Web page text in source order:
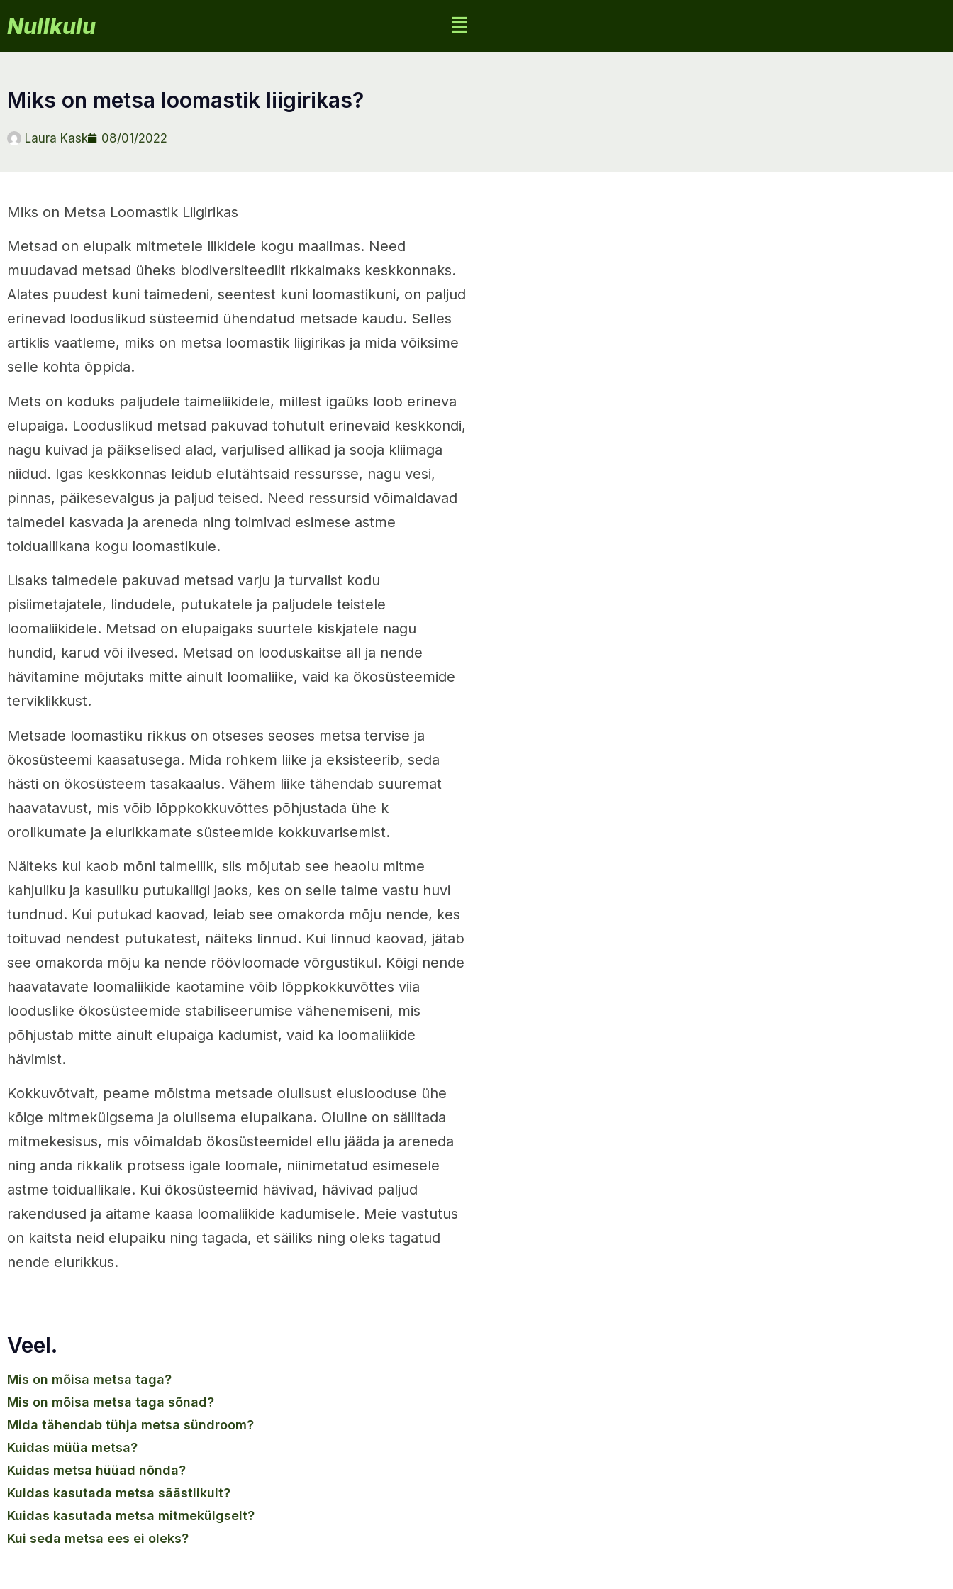
Nullkulu
miks on metsa loomastik liigirikas?
Laura Kask 08/01/2022
Miks on Metsa Loomastik Liigirikas
Metsad on elupaik mitmetele liikidele kogu maailmas. Need
muudavad metsad üheks biodiversiteedilt rikkaimaks keskkonnaks.
Alates puudest kuni taimedeni, seentest kuni loomastikuni, on paljud
erinevad looduslikud süsteemid ühendatud metsade kaudu. Selles
artiklis vaatleme, miks on metsa loomastik liigirikas ja mida võiksime
selle kohta õppida.
Mets on koduks paljudele taimeliikidele, millest igaüks loob erineva
elupaiga. Looduslikud metsad pakuvad tohutult erinevaid keskkondi,
nagu kuivad ja päikselised alad, varjulised allikad ja sooja kliimaga
niidud. Igas keskkonnas leidub elutähtsaid ressursse, nagu vesi,
pinnas, päikesevalgus ja paljud teised. Need ressursid võimaldavad
taimedel kasvada ja areneda ning toimivad esimese astme
toiduallikana kogu loomastikule.
Lisaks taimedele pakuvad metsad varju ja turvalist kodu
pisiimetajatele, lindudele, putukatele ja paljudele teistele
loomaliikidele. Metsad on elupaigaks suurtele kiskjatele nagu
hundid, karud või ilvesed. Metsad on looduskaitse all ja nende
hävitamine mõjutaks mitte ainult loomaliike, vaid ka ökosüsteemide
terviklikkust.
Metsade loomastiku rikkus on otseses seoses metsa tervise ja
ökosüsteemi kaasatusega. Mida rohkem liike ja eksisteerib, seda
hästi on ökosüsteem tasakaalus. Vähem liike tähendab suuremat
haavatavust, mis võib lõppkokkuvõttes põhjustada ühe k
orolikumate ja elurikkamate süsteemide kokkuvarisemist.
Näiteks kui kaob mõni taimeliik, siis mõjutab see heaolu mitme
kahjuliku ja kasuliku putukaliigi jaoks, kes on selle taime vastu huvi
tundnud. Kui putukad kaovad, leiab see omakorda mõju nende, kes
toituvad nendest putukatest, näiteks linnud. Kui linnud kaovad, jätab
see omakorda mõju ka nende röövloomade võrgustikul. Kõigi nende
haavatavate loomaliikide kaotamine võib lõppkokkuvõttes viia
looduslike ökosüsteemide stabiliseerumise vähenemiseni, mis
põhjustab mitte ainult elupaiga kadumist, vaid ka loomaliikide
hävimist.
Kokkuvõtvalt, peame mõistma metsade olulisust eluslooduse ühe
kõige mitmekülgsema ja olulisema elupaikana. Oluline on säilitada
mitmekesisus, mis võimaldab ökosüsteemidel ellu jääda ja areneda
ning anda rikkalik protsess igale loomale, niinimetatud esimesele
astme toiduallikale. Kui ökosüsteemid hävivad, hävivad paljud
rakendused ja aitame kaasa loomaliikide kadumisele. Meie vastutus
on kaitsta neid elupaiku ning tagada, et säiliks ning oleks tagatud
nende elurikkus.
Veel.
mis on mõisa metsa taga?
mis on mõisa metsa taga sõnad?
mida tähendab tühja metsa sündroom?
kuidas müüa metsa?
kuidas metsa hüüad nõnda?
kuidas kasutada metsa säästlikult?
kuidas kasutada metsa mitmekülgselt?
kui seda metsa ees ei oleks?